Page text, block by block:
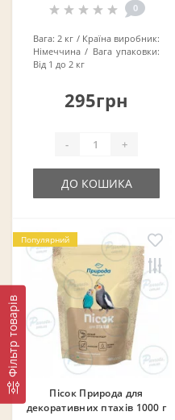
Фільтр товарів
0
Вага: 2 кг
Країна виробник:
Німеччина
Вага упаковки:
Від 1 до 2 кг
295грн
- +
ДО КОШИКА
Популярний
Пісок Природа для
декоративних птахів 1000 г